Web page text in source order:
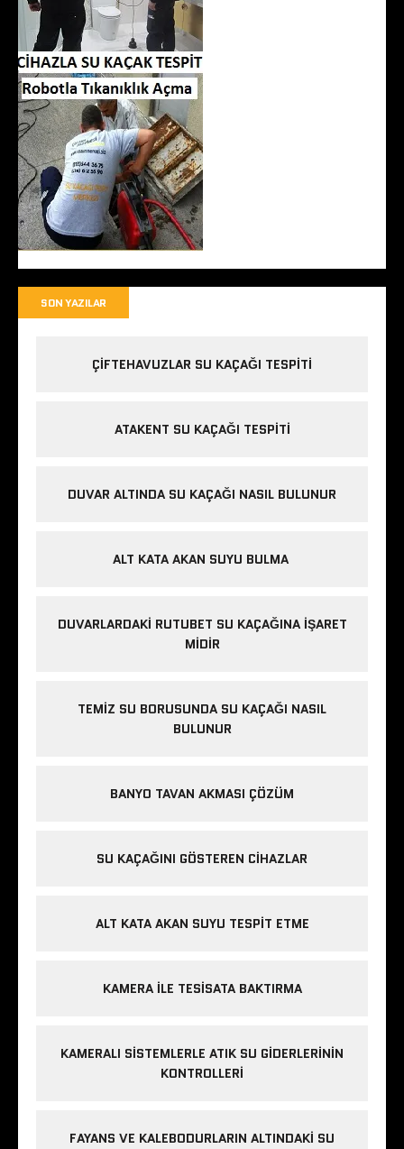
SON YAZILAR
ÇIFTEHAVUZLAR SU KAÇAĞI TESPITI
ATAKENT SU KAÇAĞI TESPITI
DUVAR ALTINDA SU KAÇAĞI NASIL BULUNUR
ALT KATA AKAN SUYU BULMA
DUVARLARDAKI RUTUBET SU KAÇAĞINA İŞARET
MIDIR
TEMIZ SU BORUSUNDA SU KAÇAĞI NASIL
BULUNUR
BANYO TAVAN AKMASI ÇÖZÜM
SU KAÇAĞINI GÖSTEREN CIHAZLAR
ALT KATA AKAN SUYU TESPIT ETME
KAMERA ILE TESISATA BAKTIRMA
KAMERALI SISTEMLERLE ATIK SU GIDERLERININ
KONTROLLERI
FAYANS VE KALEBODURLARIN ALTINDAKI SU